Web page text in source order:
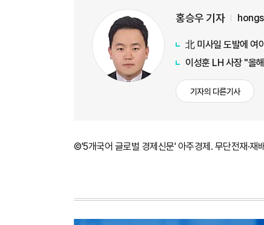
홍승우 기자
北 미사일 도발에 여
이성훈 LH 사장 "올
기자의 다른기사
©'5개국어 글로벌 경제신문' 아주경제. 무단전재·재